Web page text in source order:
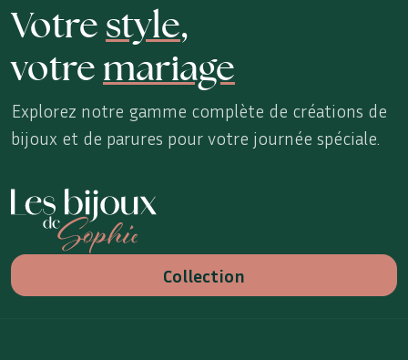
Votrestyle,
votremariage
Explorez notre gamme complète de créations de
bijoux et de parures pour votre journée spéciale.
Les Bijoux de Sophie
Collection